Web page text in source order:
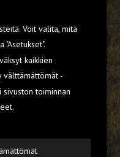
Voit valita, mitä
kaikkien
välttämättömät -
sivuston toiminnan